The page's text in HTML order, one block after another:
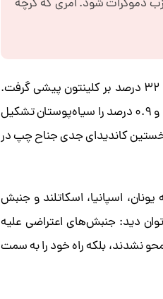
نامزد نهایی حزب دموکرات شود. امری که گرچه
حتی لبنان هم به برنی سندرز رأی داد؛ در محله کوچک گرفتون‌کانتی در نیوهمپشایر، سندرز با ۳۲ درصد بر کلینتون پیشی گرفت.
۹۴ درصد از ساکنان این ناحیه را سفیدپوستان، ۳ درصد را آسیایی‌ها، ۱.۸ درصد را اسپانیول‌ها و ۰.۹ درصد را سیاه‌پوستان تشکیل
کاندیدای جدی جناح چپ در
اسپانیا، اسکاتلند و جنبش
دید: جنبش‌های اعتراضی علیه
جنبش‌ها به‌کلی محو نشدند، بلکه راه خود را به سمت